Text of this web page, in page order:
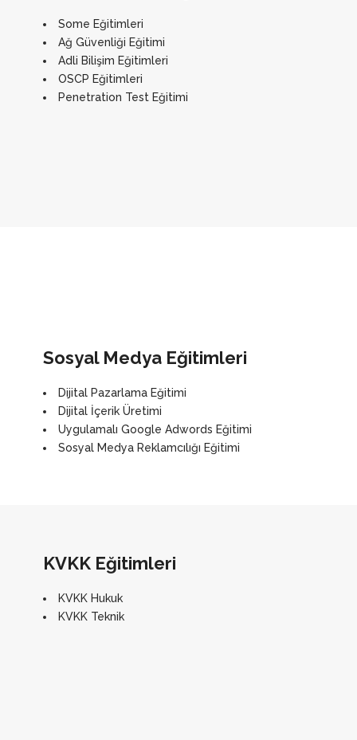
Some Eğitimleri
Ağ Güvenliği Eğitimi
Adli Bilişim Eğitimleri
OSCP Eğitimleri
Penetration Test Eğitimi
Sosyal Medya Eğitimleri
Dijital Pazarlama Eğitimi
Dijital İçerik Üretimi
Uygulamalı Google Adwords Eğitimi
Sosyal Medya Reklamcılığı Eğitimi
KVKK Eğitimleri
KVKK Hukuk
KVKK Teknik